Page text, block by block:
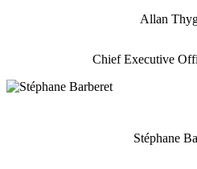
Allan
Chief Executive
Stéphane